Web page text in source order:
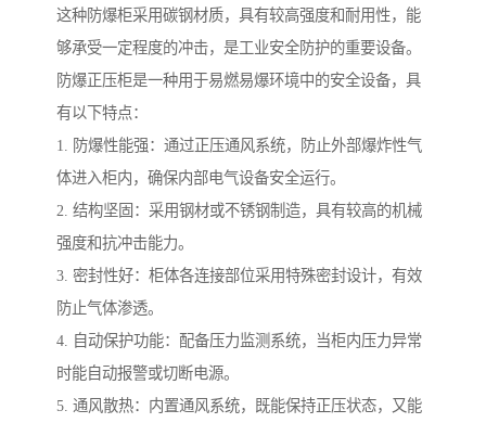
这种防爆柜采用碳钢材质，具有较高强度和耐用性，能
够承受一定程度的冲击，是工业安全防护的重要设备。
防爆正压柜是一种用于易燃易爆环境中的安全设备，具
有以下特点：
1. 防爆性能强：通过正压通风系统，防止外部爆炸性气
体进入柜内，确保内部电气设备安全运行。
2. 结构坚固：采用钢材或不锈钢制造，具有较高的机械
强度和抗冲击能力。
3. 密封性好：柜体各连接部位采用特殊密封设计，有效
防止气体渗透。
4. 自动保护功能：配备压力监测系统，当柜内压力异常
时能自动报警或切断电源。
5. 通风散热：内置通风系统，既能保持正压状态，又能